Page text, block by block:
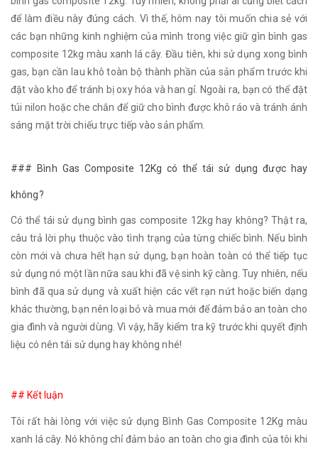
để làm điều này đúng cách. Vì thế, hôm nay tôi muốn chia sẻ với
các bạn những kinh nghiệm của mình trong việc giữ gìn bình gas
composite 12kg màu xanh lá cây. Đầu tiên, khi sử dụng xong bình
gas, bạn cần lau khô toàn bộ thành phần của sản phẩm trước khi
đặt vào kho để tránh bị oxy hóa và han gỉ. Ngoài ra, bạn có thể đặt
túi nilon hoặc che chắn để giữ cho bình được khô ráo và tránh ánh
sáng mặt trời chiếu trực tiếp vào sản phẩm.
### Bình Gas Composite 12Kg có thể tái sử dụng được hay
không?
Có thể tái sử dụng bình gas composite 12kg hay không? Thật ra,
câu trả lời phụ thuộc vào tình trạng của từng chiếc bình. Nếu bình
còn mới và chưa hết hạn sử dụng, bạn hoàn toàn có thể tiếp tục
sử dụng nó một lần nữa sau khi đã vệ sinh kỹ càng. Tuy nhiên, nếu
bình đã qua sử dụng và xuất hiện các vết rạn nứt hoặc biến dạng
khác thường, bạn nên loại bỏ và mua mới để đảm bảo an toàn cho
gia đình và người dùng. Vì vậy, hãy kiểm tra kỹ trước khi quyết định
liệu có nên tái sử dụng hay không nhé!
## Kết luận
Tôi rất hài lòng với việc sử dụng Bình Gas Composite 12Kg màu
xanh lá cây. Nó không chỉ đảm bảo an toàn cho gia đình của tôi khi